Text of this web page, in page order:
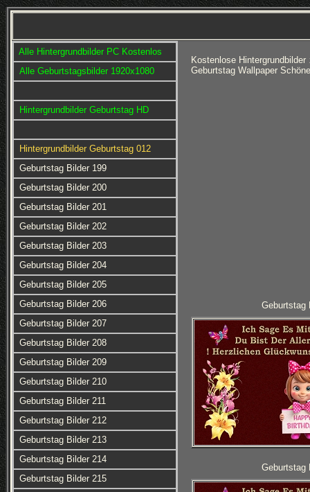
Alle Hintergrundbilder PC Kostenlos
Alle Geburtstagsbilder 1920x1080
Hintergrundbilder Geburtstag HD
Hintergrundbilder Geburtstag 012
Geburtstag Bilder 199
Geburtstag Bilder 200
Geburtstag Bilder 201
Geburtstag Bilder 202
Geburtstag Bilder 203
Geburtstag Bilder 204
Geburtstag Bilder 205
Geburtstag Bilder 206
Geburtstag Bilder 207
Geburtstag Bilder 208
Geburtstag Bilder 209
Geburtstag Bilder 210
Geburtstag Bilder 211
Geburtstag Bilder 212
Geburtstag Bilder 213
Geburtstag Bilder 214
Geburtstag Bilder 215
Kostenlose
Geburtstag Wallpaper
Geburtstag
Geburtstag